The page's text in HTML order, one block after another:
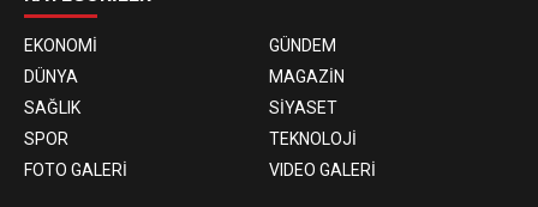
EKONOMİ
GÜNDEM
DÜNYA
MAGAZİN
SAĞLIK
SİYASET
SPOR
TEKNOLOJİ
FOTO GALERİ
VIDEO GALERİ